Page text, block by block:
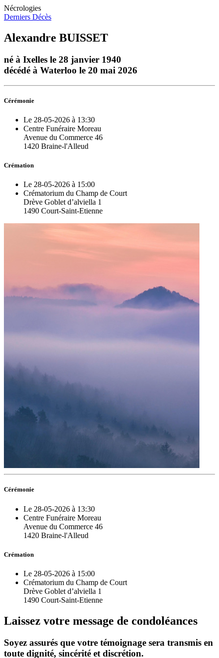
Nécrologies
Derniers Décès
Alexandre BUISSET
né à Ixelles le 28 janvier 1940
décédé à Waterloo le 20 mai 2026
Cérémonie
Le 28-05-2026 à 13:30
Centre Funéraire Moreau
Avenue du Commerce 46
1420 Braine-l'Alleud
Crémation
Le 28-05-2026 à 15:00
Crématorium du Champ de Court
Drève Goblet d’alviella 1
1490 Court-Saint-Etienne
Cérémonie
Le 28-05-2026 à 13:30
Centre Funéraire Moreau
Avenue du Commerce 46
1420 Braine-l'Alleud
Crémation
Le 28-05-2026 à 15:00
Crématorium du Champ de Court
Drève Goblet d’alviella 1
1490 Court-Saint-Etienne
Laissez votre message de condoléances
Soyez assurés que votre témoignage sera transmis en
toute dignité, sincérité et discrétion.